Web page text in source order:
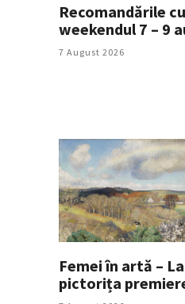
Recomandările
weekendul 7 – 9
7 August 2026
Femei în artă –
pictorița